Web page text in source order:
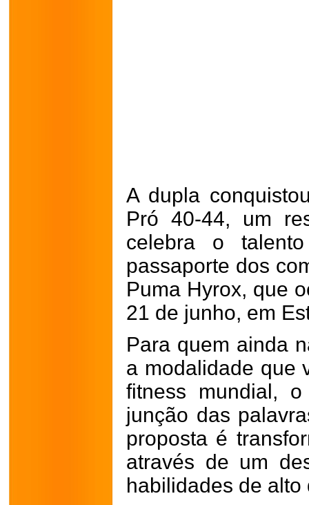
A dupla
Pró 40-44, um
celebra o
passaporte dos
Puma Hyrox, que
21 de junho, em
Para quem ainda
a modalidade que
fitness mundial,
junção das
proposta é
através de um
habilidades de alto